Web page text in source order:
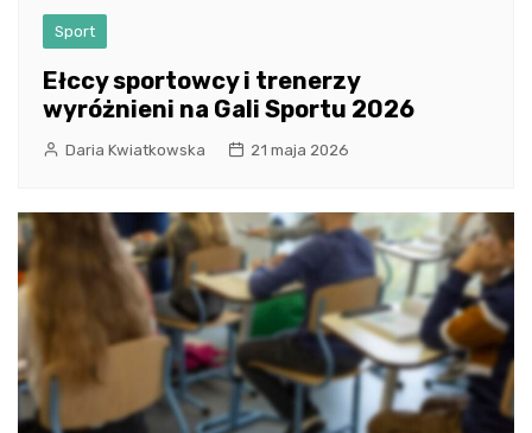
Sport
Ełccy sportowcy i trenerzy
wyróżnieni na Gali Sportu 2026
Daria Kwiatkowska 21 maja 2026